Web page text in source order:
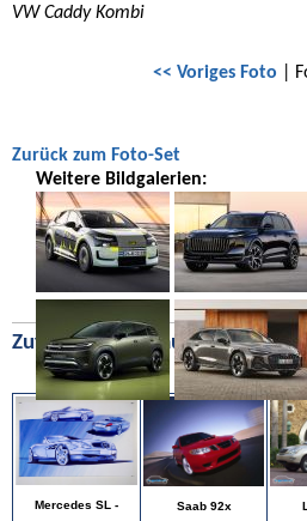
VW Caddy Kombi
<< Voriges Foto |
Zurück zum Foto-Set
Weitere Bildgalerien:
Zufällige Bilder aus unserer
Mercedes SL -
Saab 92x